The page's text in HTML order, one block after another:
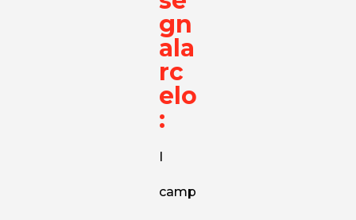
gn
ala
rc
elo
:
I
camp